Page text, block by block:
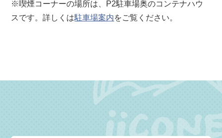
※喫煙コーナーの場所は、P2駐車場奥のコンテナハウ
スです。詳しくは駐車場案内をご覧ください。